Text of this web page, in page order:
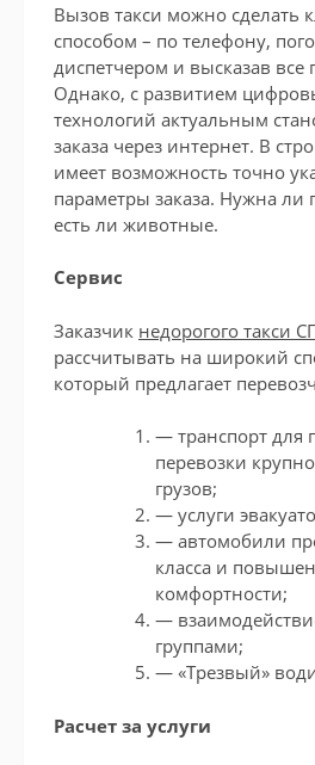
Вызов такси можно сделать
способом – по телефону,
диспетчером и высказав все
Однако, с развитием
технологий актуальным
заказа через интернет. В
имеет возможность точно
параметры заказа. Нужна ли
есть ли животные.
Сервис
Заказчик недорогого такси
рассчитывать на широкий
который предлагает
— транспорт для
перевозки
грузов;
— услуги
— автомобили
класса и
комфортности;
—
группами;
— «Трезвый»
Расчет за услуги